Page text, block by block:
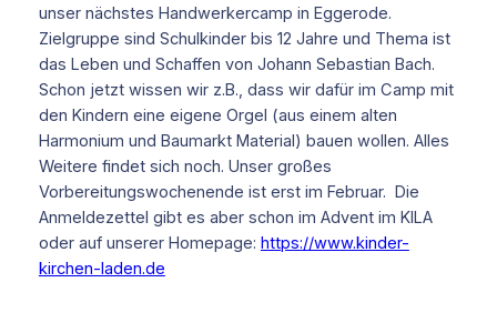
unser nächstes Handwerkercamp in Eggerode.
Zielgruppe sind Schulkinder bis 12 Jahre und Thema ist
das Leben und Schaffen von Johann Sebastian Bach.
Schon jetzt wissen wir z.B., dass wir dafür im Camp mit
den Kindern eine eigene Orgel (aus einem alten
Harmonium und Baumarkt Material) bauen wollen. Alles
Weitere findet sich noch. Unser großes
Vorbereitungswochenende ist erst im Februar. Die
Anmeldezettel gibt es aber schon im Advent im KILA
oder auf unserer Homepage: https://www.kinder-
kirchen-laden.de